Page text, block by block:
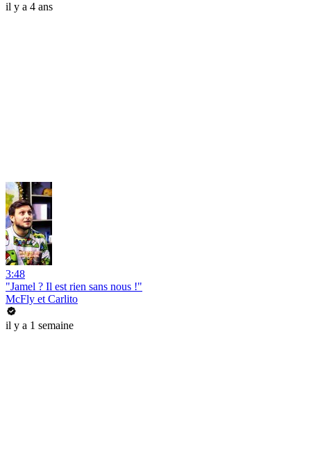
il y a 4 ans
3:48
"Jamel ? Il est rien sans nous !"
McFly et Carlito
il y a 1 semaine